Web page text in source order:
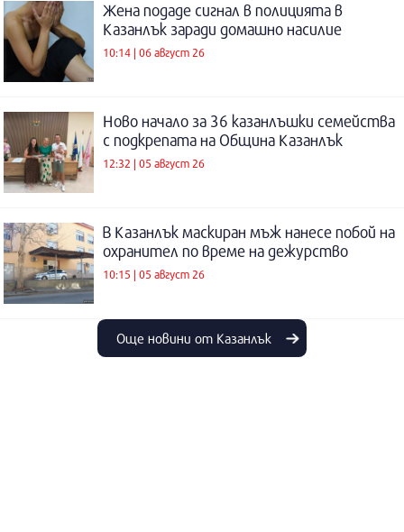
Жена подаде сигнал в полицията в
Казанлък заради домашно насилие
10:14 | 06 август 26
Ново начало за 36 казанлъшки семейства
с подкрепата на Община Казанлък
12:32 | 05 август 26
В Казанлък маскиран мъж нанесе побой на
охранител по време на дежурство
10:15 | 05 август 26
Още новини от Казанлък